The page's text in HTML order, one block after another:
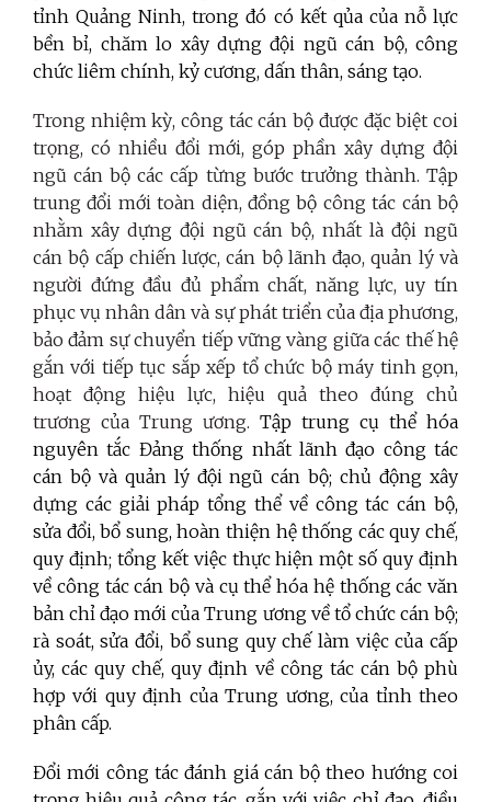
tỉnh Quảng Ninh, trong đó có kết qủa của nỗ lực
bềnbỉ, chăm lo xây dựng đội ngũ cán bộ, công
chức liêm chính, kỷ cương, dấn thân, sáng tạo.
Trong nhiệm kỳ, công tác cán bộ được đặc biệt coi
trọng, có nhiều đổi mới, góp phần xây dựng đội
ngũ cán bộ các cấp từng bước trưởng thành. Tập
trung đổi mới toàn diện, đồng bộ công tác cán bộ
nhằm xây dựng đội ngũ cán bộ, nhất là đội ngũ
cán bộ cấp chiến lược, cán bộ lãnh đạo, quản lý và
người đứng đầu đủ phẩm chất, năng lực, uy tín
phục vụ nhân dân và sự phát triển của địa phương,
bảo đảm sự chuyển tiếp vững vàng giữa các thế hệ
gắn với tiếp tục sắp xếp tổ chức bộ máy tinh gọn,
hoạt động hiệu lực, hiệu quả theo đúng chủ
trương của Trung ương. Tập trung cụ thể hóa
nguyên tắc Đảng thống nhất lãnh đạo công tác
cán bộ và quản lý đội ngũ cán bộ; chủ động xây
dựng các giải pháp tổng thể về công tác cán bộ,
sửa đổi, bổ sung, hoàn thiện hệ thống các quy chế,
quy định; tổng kết việc thực hiện một số quy định
về công tác cán bộ và cụ thể hóa hệ thống các văn
bản chỉ đạo mới của Trung ương về tổ chức cán bộ;
rà soát, sửa đổi, bổ sung quy chế làm việc của cấp
ủy, các quy chế, quy định về công tác cán bộ phù
hợp với quy định của Trung ương, của tỉnh theo
phân cấp.
Đổi mới công tác đánh giá cán bộ theo hướng coi